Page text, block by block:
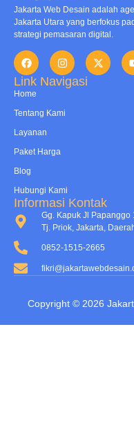
Jakarta Web Desain adalah
Jakarta Utara yang berfokus
strategi pemasaran digital.
Link Navigasi
Home
Tentang Kami
Layanan
Paket Harga
Blog
Hubungi Kami
Informasi Kontak
Gg. Kapuk Jl Papanggo
Tj. Priok, Jakarta,
0852-1515-2665
Copyright © 2026